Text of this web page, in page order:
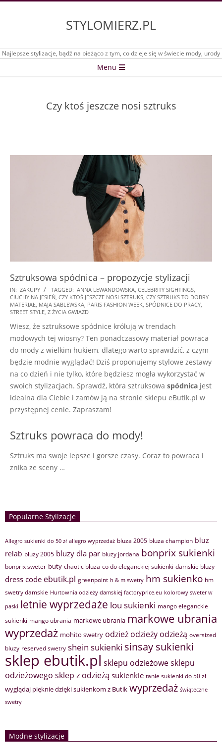
STYLOMIERZ.PL
Najlepsze stylizacje, bądź na bieżąco z tym, co dzieje się w świecie mody, urody
Menu
Czy ktoś jeszcze nosi sztruks
Sztruksowa spódnica – propozycje stylizacji
2025-
07-
09
IN: ZAKUPY TAGGED: ANNA LEWANDOWSKA CELEBRITY SIGHTINGS
CIUCHY NA JESIEŃ CZY KTOŚ JESZCZE NOSI SZTRUKS CZY SZTRUKS TO DOBRY
MATERIAŁ MAJA SABLEWSKA PARIS FASHION WEEK SPÓDNICE DO PRACY
STREET STYLE Z ŻYCIA GWIAZD
Wiesz, że sztruksowe spódnice królują w trendach
modowych tej wiosny? Ten ponadczasowy materiał powraca
do mody z wielkim hukiem, dlatego warto sprawdzić, z czym
będzie modnie wyglądać! Dziś proponujemy stylowe zestawy
na co dzień i nie tylko, które będziesz mogła wykorzystać w
swoich stylizacjach. Sprawdź, która sztruksowa spódnica jest
idealna dla Ciebie i zamów ją na stronie sklepu eButik.pl w
przystępnej cenie. Zapraszam!
Sztruks powraca do mody!
Sztruks ma swoje lepsze i gorsze czasy. Coraz to powraca i
znika ze sceny …
Popularne Stylizacje
Allegro sukienki do 50 zł allegro wyprzedaż bluza 2005 bluza champion bluz
relab bluzy 2005 bluzy dla par bluzy jordana bonprix sukienki
bonprix sweter buty chaotic bluza co do eleganckiej sukienki damskie bluzy
dress code ebutik.pl greenpoint h & m swetry hm sukienko hm
swetry damskie Hurtownia odzieży damskiej factoryprice.eu kolorowy sweter w
paski letnie wyprzedaże lou sukienki mango eleganckie
sukienki mango ubrania markowe ubrania markowe ubrania
wyprzedaż mohito swetry odzież odzieży odzieżą oversized
bluzy reserved swetry shein sukienki sinsay sukienki
sklep ebutik.pl sklepu odzieżowesklepu
odzieżowego sklep z odzieżą sukienkie tanie sukienki do 50 zł
wyglądaj pięknie dzięki sukienkom z Butik wyprzedaż świąteczne
swetry
Modne stylizacje